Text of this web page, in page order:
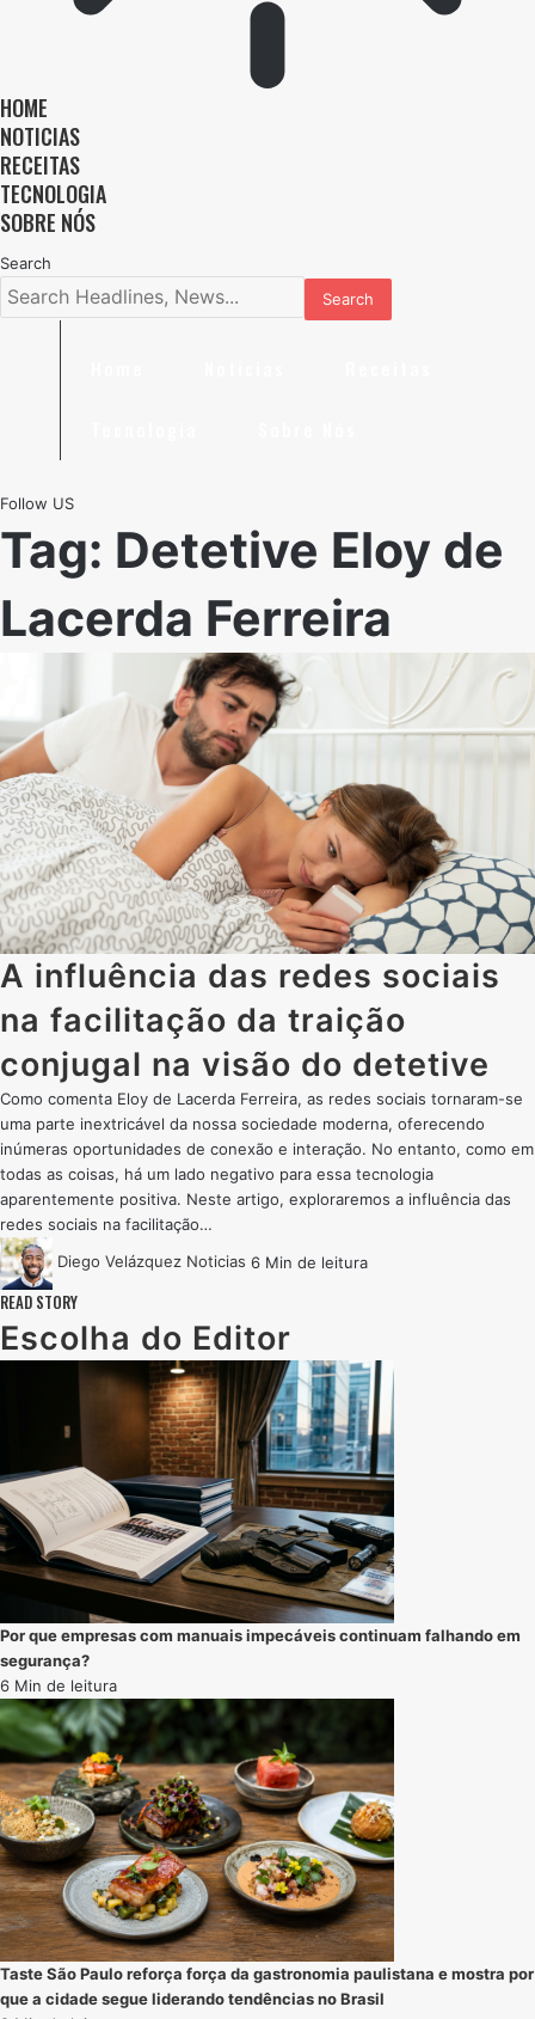
HOME
NOTICIAS
RECEITAS
TECNOLOGIA
SOBRE NÓS
Search
Follow US
Tag: Detetive Eloy de
Lacerda Ferreira
A influência das redes sociais
na facilitação da traição
conjugal na visão do detetive
Como comenta Eloy de Lacerda Ferreira, as redes sociais tornaram-se
uma parte inextricável da nossa sociedade moderna, oferecendo
inúmeras oportunidades de conexão e interação. No entanto, como em
todas as coisas, há um lado negativo para essa tecnologia
aparentemente positiva. Neste artigo, exploraremos a influência das
redes sociais na facilitação…
Diego Velázquez Noticias 6 Min de leitura
READ STORY
Escolha do Editor
Por que empresas com manuais impecáveis continuam falhando em
segurança?
6 Min de leitura
Taste São Paulo reforça força da gastronomia paulistana e mostra por
que a cidade segue liderando tendências no Brasil